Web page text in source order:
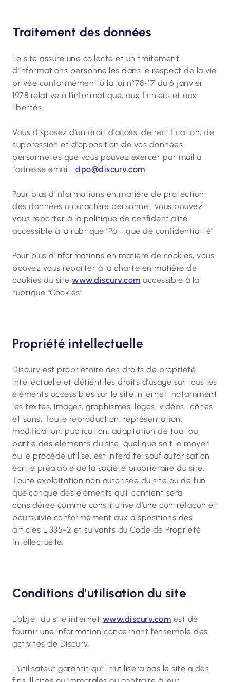
Traitement des données
Le site assure une collecte et un traitement
d'informations personnelles dans le respect de la vie
privée conformément à la loi n°78-17 du 6 janvier
1978 relative à l'informatique, aux fichiers et aux
libertés.
Vous disposez d'un droit d'accès, de rectification, de
suppression et d'opposition de vos données
personnelles que vous pouvez exercer par mail à
l'adresse email : dpo@discurv.com
Pour plus d'informations en matière de protection
des données à caractère personnel, vous pouvez
vous reporter à la politique de confidentialité
accessible à la rubrique "Politique de confidentialité"
Pour plus d'informations en matière de cookies, vous
pouvez vous reporter à la charte en matière de
cookies du site www.discurv.com accessible à la
rubrique "Cookies"
Propriété intellectuelle
Discurv est propriétaire des droits de propriété
intellectuelle et détient les droits d’usage sur tous les
éléments accessibles sur le site internet, notamment
les textes, images, graphismes, logos, vidéos, icônes
et sons. Toute reproduction, représentation,
modification, publication, adaptation de tout ou
partie des éléments du site, quel que soit le moyen
ou le procédé utilisé, est interdite, sauf autorisation
écrite préalable de la société propriétaire du site.
Toute exploitation non autorisée du site ou de l’un
quelconque des éléments qu’il contient sera
considérée comme constitutive d’une contrefaçon et
poursuivie conformément aux dispositions des
articles L.335-2 et suivants du Code de Propriété
Intellectuelle.
Conditions d'utilisation du site
L’objet du site internet www.discurv.com est de
fournir une information concernant l’ensemble des
activités de Discurv.
L'utilisateur garantit qu'il n'utilisera pas le site à des